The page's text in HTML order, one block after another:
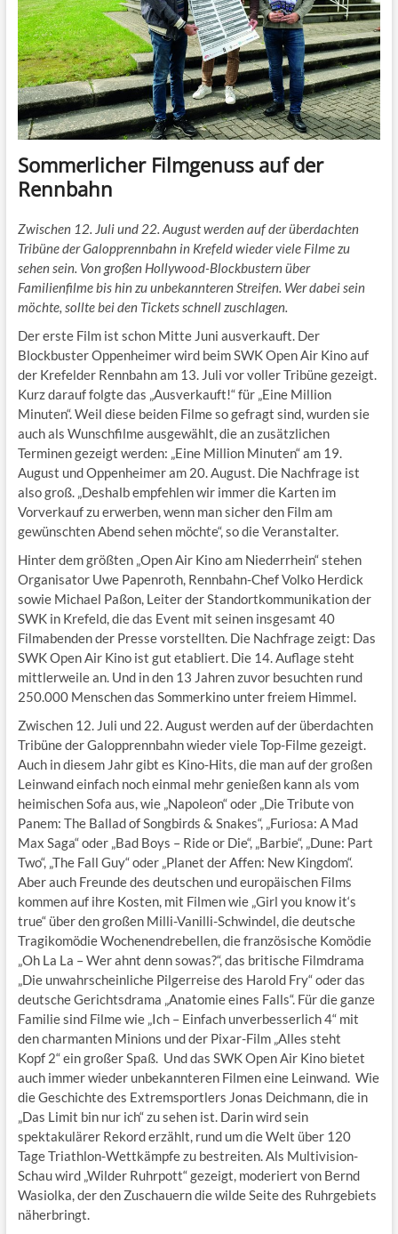
Sommerlicher Filmgenuss auf der
Rennbahn
Zwischen 12. Juli und 22. August werden auf der überdachten
Tribüne der Galopprennbahn in Krefeld wieder viele Filme zu
sehen sein. Von großen Hollywood-Blockbustern über
Familienfilme bis hin zu unbekannteren Streifen. Wer dabei sein
möchte, sollte bei den Tickets schnell zuschlagen.
Der erste Film ist schon Mitte Juni ausverkauft. Der
Blockbuster Oppenheimer wird beim SWK Open Air Kino auf
der Krefelder Rennbahn am 13. Juli vor voller Tribüne gezeigt.
Kurz darauf folgte das „Ausverkauft!“ für „Eine Million
Minuten“. Weil diese beiden Filme so gefragt sind, wurden sie
auch als Wunschfilme ausgewählt, die an zusätzlichen
Terminen gezeigt werden: „Eine Million Minuten“ am 19.
August und Oppenheimer am 20. August. Die Nachfrage ist
also groß. „Deshalb empfehlen wir immer die Karten im
Vorverkauf zu erwerben, wenn man sicher den Film am
gewünschten Abend sehen möchte“, so die Veranstalter.
Hinter dem größten „Open Air Kino am Niederrhein“ stehen
Organisator Uwe Papenroth, Rennbahn-Chef Volko Herdick
sowie Michael Paßon, Leiter der Standortkommunikation der
SWK in Krefeld, die das Event mit seinen insgesamt 40
Filmabenden der Presse vorstellten. Die Nachfrage zeigt: Das
SWK Open Air Kino ist gut etabliert. Die 14. Auflage steht
mittlerweile an. Und in den 13 Jahren zuvor besuchten rund
250.000 Menschen das Sommerkino unter freiem Himmel.
Zwischen 12. Juli und 22. August werden auf der überdachten
Tribüne der Galopprennbahn wieder viele Top-Filme gezeigt.
Auch in diesem Jahr gibt es Kino-Hits, die man auf der großen
Leinwand einfach noch einmal mehr genießen kann als vom
heimischen Sofa aus, wie „Napoleon“ oder „Die Tribute von
Panem: The Ballad of Songbirds & Snakes“, „Furiosa: A Mad
Max Saga“ oder „Bad Boys – Ride or Die“, „Barbie“, „Dune: Part
Two“, „The Fall Guy“ oder „Planet der Affen: New Kingdom“.
Aber auch Freunde des deutschen und europäischen Films
kommen auf ihre Kosten, mit Filmen wie „Girl you know it‘s
true“ über den großen Milli-Vanilli-Schwindel, die deutsche
Tragikomödie Wochenendrebellen, die französische Komödie
„Oh La La – Wer ahnt denn sowas?“, das britische Filmdrama
„Die unwahrscheinliche Pilgerreise des Harold Fry“ oder das
deutsche Gerichtsdrama „Anatomie eines Falls“. Für die ganze
Familie sind Filme wie „Ich – Einfach unverbesserlich 4“ mit
den charmanten Minions und der Pixar-Film „Alles steht
Kopf 2“ ein großer Spaß. Und das SWK Open Air Kino bietet
auch immer wieder unbekannteren Filmen eine Leinwand. Wie
die Geschichte des Extremsportlers Jonas Deichmann, die in
„Das Limit bin nur ich“ zu sehen ist. Darin wird sein
spektakulärer Rekord erzählt, rund um die Welt über 120
Tage Triathlon-Wettkämpfe zu bestreiten. Als Multivision-
Schau wird „Wilder Ruhrpott“ gezeigt, moderiert von Bernd
Wasiolka, der den Zuschauern die wilde Seite des Ruhrgebiets
näherbringt.